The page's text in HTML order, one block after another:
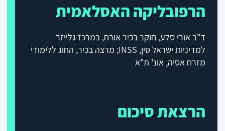
הרפובליקה האסלאמית
ד"ר אורי סלע, חוקר בכיר אורח, במרכז גלייזר
למדיניות ישראל סין,
INSS
; מרצה בכיר, החוג ללימודי
מזרח אסיה, אונ' ת"א
הרצאת סיכום